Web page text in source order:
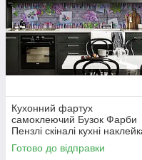
Кухонний фартух
самоклеючий Бузок Фарби
Пензлі скіналі кухні
ПВХ дошки фіолетовий
600х2000 мм
Готово до відправки